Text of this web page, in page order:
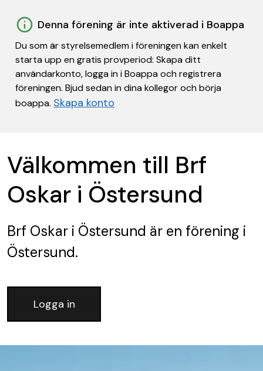
Denna förening är inte aktiverad i Boappa
Du som är styrelsemedlem i föreningen kan enkelt
starta upp en gratis provperiod: Skapa ditt
användarkonto, logga in i Boappa och registrera
föreningen. Bjud sedan in dina kollegor och börja
boappa. Skapa konto
Välkommen till Brf
Oskar i Östersund
Brf Oskar i Östersund är en förening i
Östersund.
Logga in